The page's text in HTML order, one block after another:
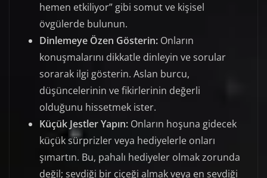
hemen etkiliyor” gibi somut ve kişisel
övgülerde bulunun.
Dinlemeye Özen Gösterin: Onların
konuşmalarını dikkatle dinleyin ve sorular
sorarak ilgi gösterin. Aslan burcu,
düşüncelerinin ve fikirlerinin değerli
olduğunu hissetmek ister.
Küçük Jestler Yapın: Onların hoşuna gidecek
küçük sürprizler veya hediyelerle onları
şımartın. Bu, pahalı hediyeler olmak zorunda
değil; sevdiği bir çiçeği almak veya en sevdiği